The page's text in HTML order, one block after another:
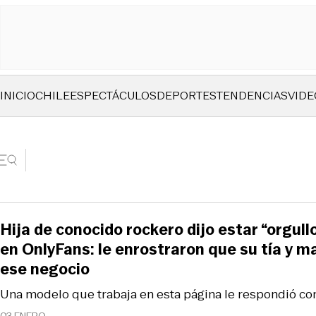
INICIOCHILEESPECTÁCULOSDEPORTESTENDENCIAS
Una modelo que trabaja en esta página le respondió
Hija de conocido rockero dijo estar
en OnlyFans: le enrostraron que su tía y
ese negocio